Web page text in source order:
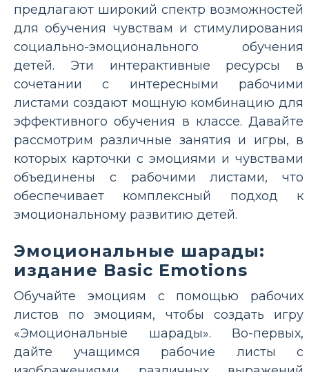
предлагают широкий спектр возможностей
для обучения чувствам и стимулирования
социально-эмоционального обучения
детей. Эти интерактивные ресурсы в
сочетании с интересными рабочими
листами создают мощную комбинацию для
эффективного обучения в классе. Давайте
рассмотрим различные занятия и игры, в
которых карточки с эмоциями и чувствами
объединены с рабочими листами, что
обеспечивает комплексный подход к
эмоциональному развитию детей.
Эмоциональные шарады:
издание Basic Emotions
Обучайте эмоциям с помощью рабочих
листов по эмоциям, чтобы создать игру
«Эмоциональные шарады». Во-первых,
дайте учащимся рабочие листы с